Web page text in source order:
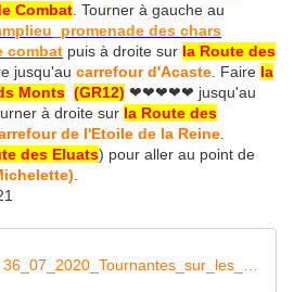
Combat . Tourner à gauche au
des chars
combat puis à droite sur la Route des
jusqu'au carrefour d'Acaste . Faire la
Monts (GR12) ❤❤❤❤❤ jusqu'au
à droite sur la Route des
de l'Etoile de la Reine
des Eluats) pour aller au point de